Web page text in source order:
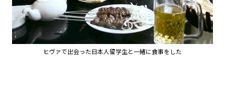
ヒヴァで出会った日本人留学生と一緒に食事をした